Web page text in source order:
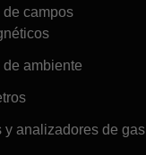
de campos
de ambiente
y analizadores de gas